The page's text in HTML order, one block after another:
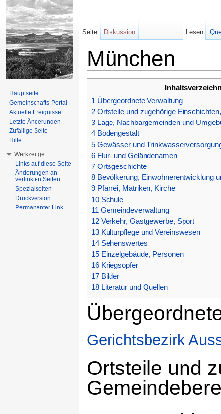
München
1 Übergeordnete Verwaltung
2 Ortsteile und zugehörige
3 Lage, Nachbargemeinden und
4 Bodengestalt
5 Gewässer und
6 Flur- und Geländenamen
7 Ortsgeschichte
8 Bevölkerung, Einwohnerentwicklung
9 Pfarrei, Matriken, Kirche
10 Schule
11 Gemeindeverwaltung
12 Verkehr, Gastgewerbe, Sport
13 Kulturpflege und Vereinswesen
14 Sehenswertes
15 Einzelgebäude, Personen
16 Kriegsopfer
17 Bilder
18 Literatur und Quellen
Gerichtsbezirk
Ortsteile und
Seite Diskussion Lesen
Hauptseite
Gemeinschafts-Portal
Aktuelle Ereignisse
Letzte Änderungen
Zufällige Seite
Hilfe
Werkzeuge
Links auf diese Seite
Änderungen an
verlinkten Seiten
Spezialseiten
Druckversion
Permanenter Link